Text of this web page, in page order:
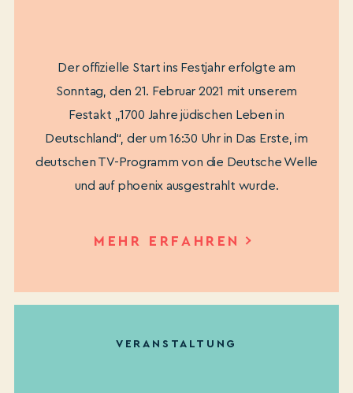
Der offizielle Start ins Festjahr erfolgte am
Sonntag, den 21. Februar 2021 mit unserem
Festakt „1700 Jahre jüdischen Leben in
Deutschland“, der um 16:30 Uhr in Das Erste, im
deutschen TV-Programm von die Deutsche Welle
und auf phoenix ausgestrahlt wurde.
MEHR ERFAHREN
VERANSTALTUNG